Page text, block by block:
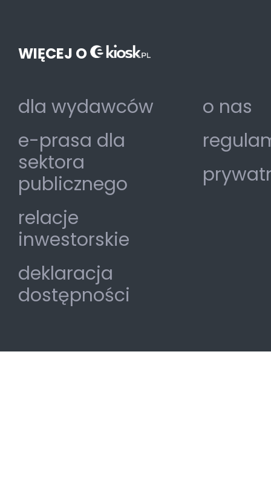
WIĘCEJ O
dla wydawców
e-prasa dla
sektora
publicznego
relacje
inwestorskie
deklaracja
dostępności
o nas